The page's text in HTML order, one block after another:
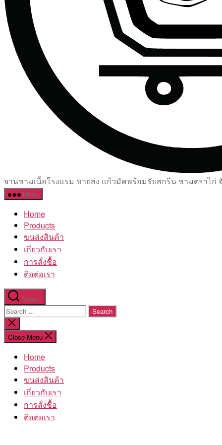
จานชามเนื้อโรงแรม ขายส่ง แก้วมัคพร้อมรับสกรีน ชามตราไก่
Menu
Home
Products
ขนส่งสินค้า
เกี่ยวกับเรา
การสั่งชื้อ
ติอต่อเรา
Search
Search
for:
Close
search
Close Menu
Home
Products
ขนส่งสินค้า
เกี่ยวกับเรา
การสั่งชื้อ
ติอต่อเรา